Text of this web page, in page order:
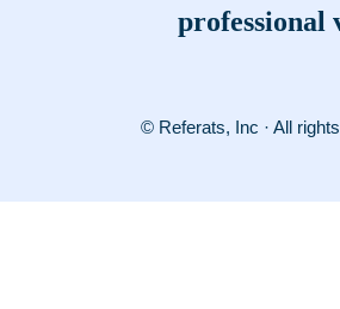
professional
© Referats, Inc · All